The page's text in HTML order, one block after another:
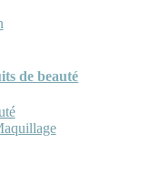
de beauté